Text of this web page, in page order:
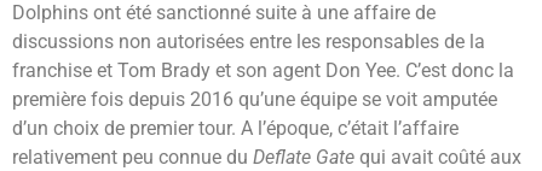
Dolphins ont été sanctionné suite à une affaire de
discussions non autorisées entre les responsables de la
franchise et Tom Brady et son agent Don Yee. C’est donc la
première fois depuis 2016 qu’une équipe se voit amputée
d’un choix de premier tour. A l’époque, c’était l’affaire
relativement peu connue du Deflate Gate qui avait coûté aux